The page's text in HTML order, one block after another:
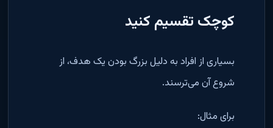
کوچک تقسیم کنید
بسیاری از افراد به دلیل بزرگ بودن یک هدف، از
شروع آن می‌ترسند.
برای مثال: